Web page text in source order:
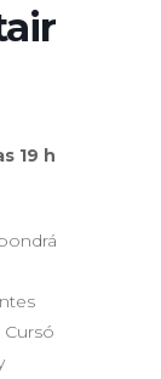
19 h
Cursó